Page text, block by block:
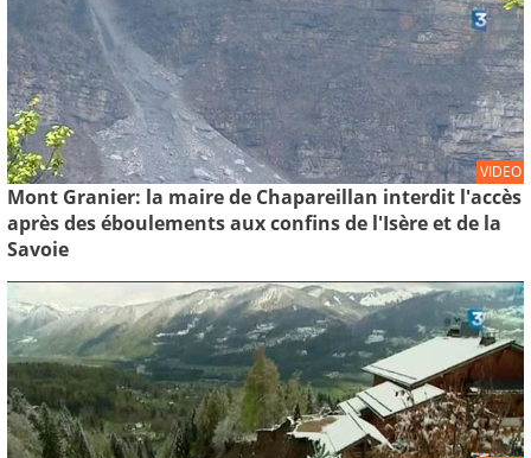
VIDEO
Mont Granier: la maire de Chapareillan interdit l'accès
après des éboulements aux confins de l'Isère et de la
Savoie